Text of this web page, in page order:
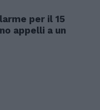
per il 15
appelli a un